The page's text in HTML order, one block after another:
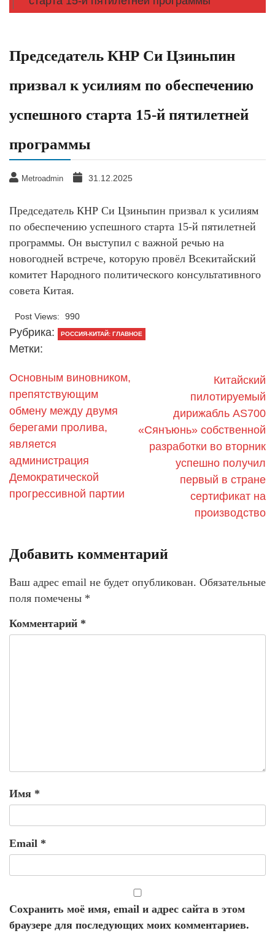
Председатель КНР Си Цзиньпин
призвал к усилиям по обеспечению
успешного старта 15-й пятилетней
программы
Metroadmin 31.12.2025
Председатель КНР Си Цзиньпин призвал к усилиям
по обеспечению успешного старта 15-й пятилетней
программы. Он выступил с важной речью на
новогодней встрече, которую провёл Всекитайский
комитет Народного политического консультативного
совета Китая.
Post Views: 990
Рубрика: РОССИЯ-КИТАЙ: ГЛАВНОЕ
Метки:
Основным виновником,
препятствующим
обмену между двумя
берегами пролива,
является
администрация
Демократической
прогрессивной партии
Китайский
пилотируемый
дирижабль AS700
«Сянъюнь» собственной
разработки во вторник
успешно получил
первый в стране
сертификат на
производство
Добавить комментарий
Ваш адрес email не будет опубликован. Обязательные
поля помечены *
Комментарий *
Имя *
Email *
Сохранить моё имя, email и адрес сайта в этом
браузере для последующих моих комментариев.